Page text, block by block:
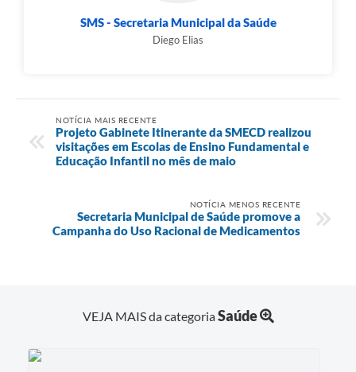
SMS - Secretaria Municipal da Saúde
Diego Elias
NOTÍCIA MAIS RECENTE
Projeto Gabinete Itinerante da SMECD realizou
visitações em Escolas de Ensino Fundamental e
Educação Infantil no mês de maio
NOTÍCIA MENOS RECENTE
Secretaria Municipal de Saúde promove a
Campanha do Uso Racional de Medicamentos
VEJA MAIS da categoriaSaúde